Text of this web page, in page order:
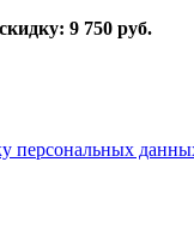
9 750 руб.
персональных